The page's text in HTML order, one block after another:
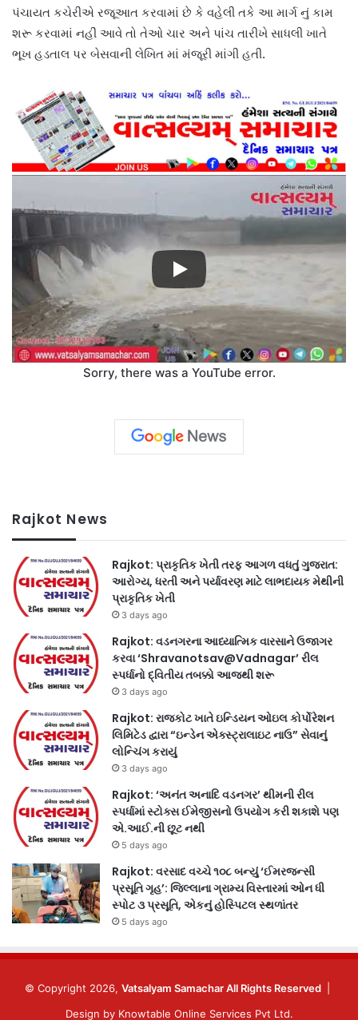
પંચાયત કચેરીએ રજૂઆત કરવામાં છે કે વહેલી તકે આ માર્ગ નું કામ
શરૂ કરવામાં નહીં આવે તો તેઓ ચાર અને પાંચ તારીખે સાધલી ખાતે
ભૂખ હડતાલ પર બેસવાની લેખિત માં મંજૂરી માંગી હતી.
Sorry, there was a YouTube error.
Rajkot News
Rajkot: પ્રાકૃતિક ખેતી તરફ આગળ વધતું ગુજરાત:
આરોગ્ય, ધરતી અને પર્યાવરણ માટે લાભદાયક મેથીની
પ્રાકૃતિક ખેતી
3 days ago
Rajkot: વડનગરના આધ્યાત્મિક વારસાને ઉજાગર
કરવા ‘Shravanotsav@Vadnagar’ રીલ
સ્પર્ધાનો દ્વિતીય તબક્કો આજથી શરૂ
3 days ago
Rajkot: રાજકોટ ખાતે ઇન્ડિયન ઓઇલ કોર્પોરેશન
લિમિટેડ દ્વારા “ઇન્ડેન એક્સ્ટ્રાલાઇટ નાઉ” સેવાનું
લોન્ચિંગ કરાયું
3 days ago
Rajkot: ‘અનંત અનાદિ વડનગર’ થીમની રીલ
સ્પર્ધામાં સ્ટોક્સ ઈમેજીસનો ઉપયોગ કરી શકાશે પણ
એ.આઈ.ની છૂટ નથી
5 days ago
Rajkot: વરસાદ વચ્ચે ૧૦૮ બન્યું ‘ઈમરજન્સી
પ્રસૂતિ ગૃહ’: જિલ્લાના ગ્રામ્ય વિસ્તારમાં ઓન ધી
સ્પોટ ૩ પ્રસૂતિ, એકનું હોસ્પિટલ સ્થળાંતર
5 days ago
© Copyright 2026, Vatsalyam Samachar All Rights Reserved
Design by Knowtable Online Services Pvt Ltd.